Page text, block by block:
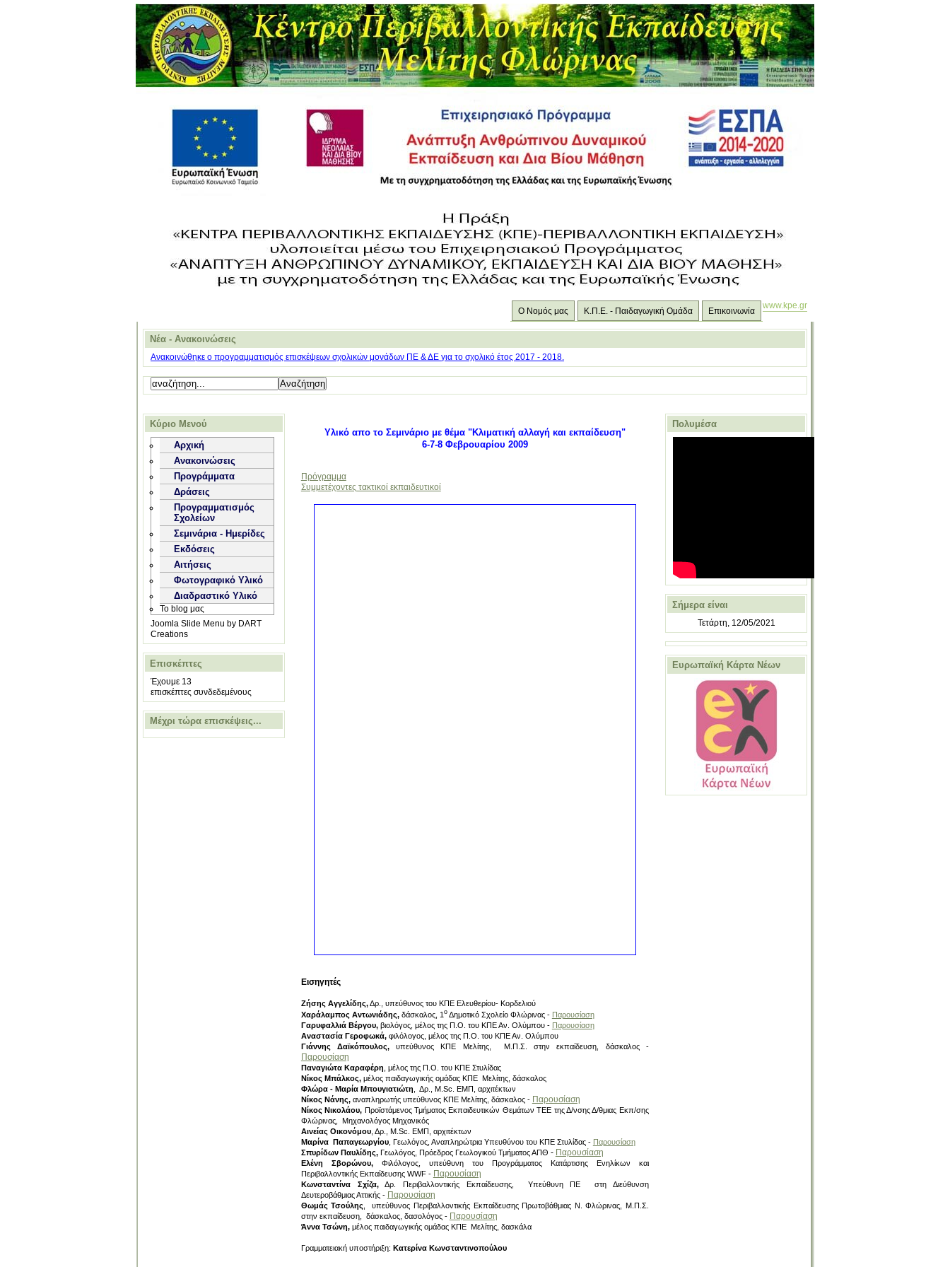
www.kpe.gr
Επικοινωνία
Κ.Π.Ε. - Παιδαγωγική Ομάδα
Ο Νομός μας
Νέα - Ανακοινώσεις
Ανακοινώθηκε ο προγραμματισμός επισκέψεων σχολικών μονάδων ΠΕ & ΔΕ για το σχολικό έτος 2017 - 2018.
Κύριο Μενού
Αρχική
Ανακοινώσεις
Προγράμματα
Δράσεις
Προγραμματισμός
Σχολείων
Σεμινάρια - Ημερίδες
Εκδόσεις
Αιτήσεις
Φωτογραφικό Υλικό
Διαδραστικό Υλικό
Το blog μας
Joomla Slide Menu by DART
Creations
Επισκέπτες
Έχουμε 13
επισκέπτες συνδεδεμένους
Μέχρι τώρα επισκέψεις...
Υλικό απο το Σεμινάριο με θέμα "Κλιματική αλλαγή και εκπαίδευση"
6-7-8 Φεβρουαρίου 2009
Πρόγραμμα
Συμμετέχοντες τακτικοί εκπαιδευτικοί
Εισηγητές
Ζήσης Αγγελίδης,Δρ., υπεύθυνος του ΚΠΕ Ελευθερίου- Κορδελιού
Χαράλαμπος Αντωνιάδης,δάσκαλος, 1 οΔημοτικό Σχολείο Φλώρινας - Παρουσίαση
Γαρυφαλλιά Βέργου,βιολόγος, μέλος της Π.Ο. του ΚΠΕ Αν. Ολύμπου - Παρουσίαση
Αναστασία Γεροφωκά,φιλόλογος, μέλος της Π.Ο. του ΚΠΕ Αν. Ολύμπου
Γιάννης Δαϊκόπουλος, υπεύθυνος ΚΠΕ Μελίτης, Μ.Π.Σ. στην εκπαίδευση, δάσκαλος -
Παρουσίαση
Παναγιώτα Καραφέρη , μέλος της Π.Ο. του ΚΠΕ Στυλίδας
Νίκος Μπάλκος,μέλος παιδαγωγικής ομάδας ΚΠΕ Μελίτης, δάσκαλος
Φλώρα - Μαρία Μπουγιατιώτη , Δρ., M.Sc. ΕΜΠ, αρχιτέκτων
Νίκος Νάνης,αναπληρωτής υπεύθυνος ΚΠΕ Μελίτης, δάσκαλος - Παρουσίαση
Νίκος Νικολάου, Προϊστάμενος Τμήματος Εκπαιδευτικών Θεμάτων ΤΕΕ της Δ/νσης Δ/θμιας Εκπ/σης
Φλώρινας, Μηχανολόγος Μηχανικός
Αινείας Οικονόμου, Δρ., M.Sc. ΕΜΠ, αρχιτέκτων
Μαρίνα Παπαγεωργίου, Γεωλόγος, Αναπληρώτρια Υπευθύνου του ΚΠΕ Στυλίδας - Παρουσίαση
Σπυρίδων Παυλίδης,Γεωλόγος, Πρόεδρος Γεωλογικού Τμήματος ΑΠΘ - Παρουσίαση
Ελένη Σβορώνου,Φιλόλογος, υπεύθυνη του Προγράμματος Κατάρτισης Ενηλίκων και
Περιβαλλοντικής Εκπαίδευσης WWF - Παρουσίαση
Κωνσταντίνα Σχίζα,Δρ. Περιβαλλοντικής Εκπαίδευσης, Υπεύθυνη ΠΕ στη Διεύθυνση
Δευτεροβάθμιας Αττικής - Παρουσίαση
Θωμάς Τσούλης
, υπεύθυνος Περιβαλλοντικής Εκπαίδευσης Πρωτοβάθμιας Ν. Φλώρινας, Μ.Π.Σ.
στην εκπαίδευση, δάσκαλος, δασολόγος - Παρουσίαση
Άννα Τσώνη,μέλος παιδαγωγικής ομάδας ΚΠΕ Μελίτης, δασκάλα
Γραμματειακή υποστήριξη: Κατερίνα Κωνσταντινοπούλου
Πολυμέσα
Σήμερα είναι
Τετάρτη, 12/05/2021
Ευρωπαϊκή Κάρτα Νέων